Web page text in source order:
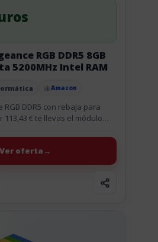
Amazon
RGB DDR5 8GB
5200MHz Intel RAM
RGB DDR5 con rebaja para
113,43 € te llevas el módulo
Ver oferta